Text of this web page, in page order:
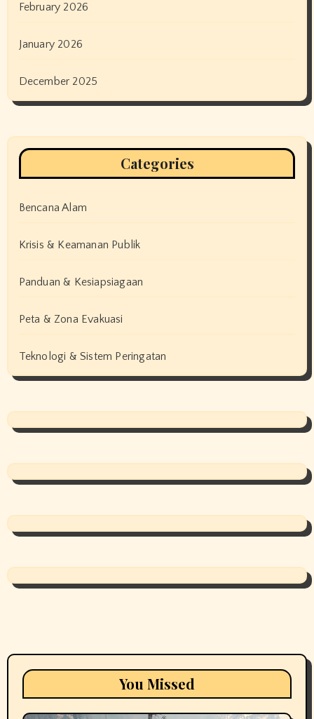
February 2026
January 2026
December 2025
Categories
Bencana Alam
Krisis & Keamanan Publik
Panduan & Kesiapsiagaan
Peta & Zona Evakuasi
Teknologi & Sistem Peringatan
You Missed